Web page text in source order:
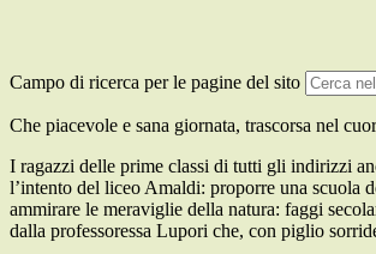
Campo di ricerca per le pagine del sito
Che piacevole e sana giornata, trascorsa nel
I ragazzi delle prime classi di tutti gli indirizzi
l’intento del liceo Amaldi: proporre una scuola
ammirare le meraviglie della natura: faggi
dalla professoressa Lupori che, con piglio